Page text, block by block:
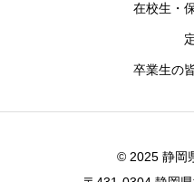
在校生・
卒業生の
© 2025 静岡